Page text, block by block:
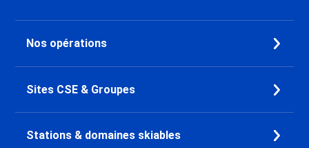
Nos opérations
Sites CSE & Groupes
Stations & domaines skiables